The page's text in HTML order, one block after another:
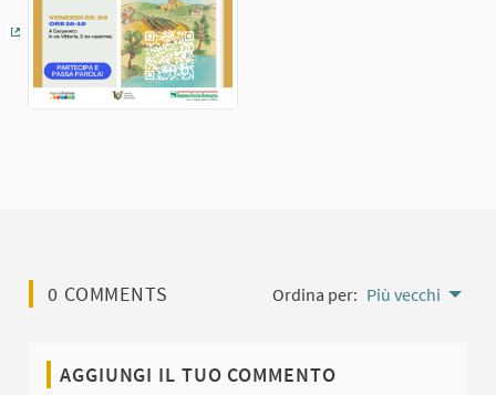
(Collegamento esterno)
0 COMMENTS Ordina per: Più vecchi
AGGIUNGI IL TUO COMMENTO